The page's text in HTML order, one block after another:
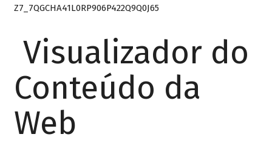
Z7_7QGCHA41L0RP906P422Q9Q0J65
Visualizador do
Conteúdo da
Web